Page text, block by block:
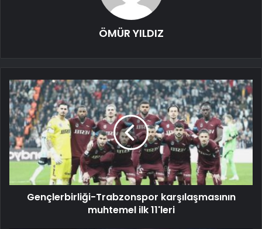
ÖMÜR YILDIZ
Gençlerbirliği-Trabzonspor karşılaşmasının
muhtemel ilk 11'leri